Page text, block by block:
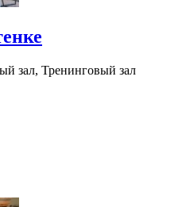
зал, Тренинговый зал